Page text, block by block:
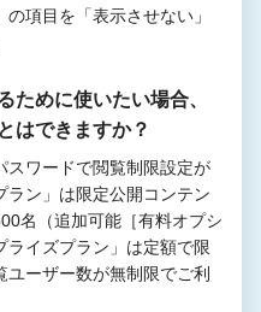
項目を「表示させない」
ために使いたい場合、
はできますか？
スワードで閲覧制限設定が
ラン」は限定公開コンテン
名（追加可能［有料オプシ
ライズプラン」は定額で限
ーザー数が無制限でご利